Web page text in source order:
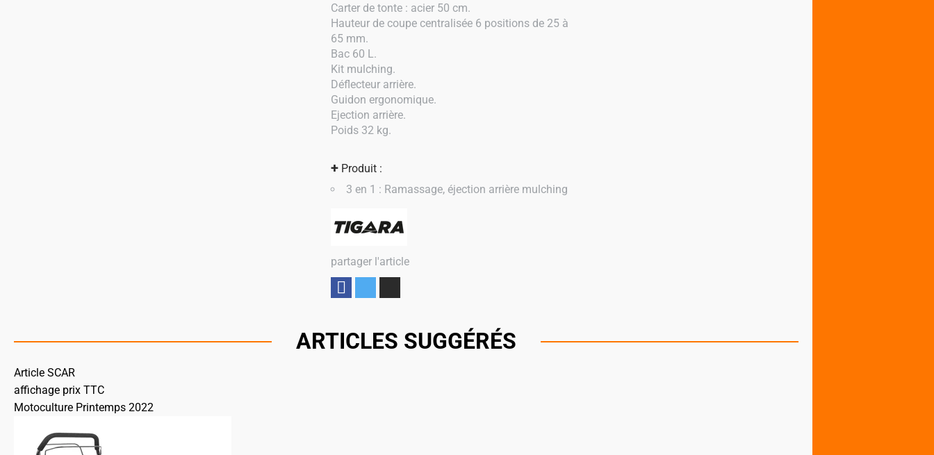
+Produit :
3 en 1 : Ramassage, éjection arrière mulching
partager l'article
Carter de tonte : acier 50 cm.
Hauteur de coupe centralisée 6 positions de 25 à
65 mm.
Bac 60 L.
Kit mulching.
Déflecteur arrière.
Guidon ergonomique.
Ejection arrière.
Poids 32 kg.
ARTICLES SUGGÉRÉS
Article SCAR
affichage prix TTC
Motoculture Printemps 2022